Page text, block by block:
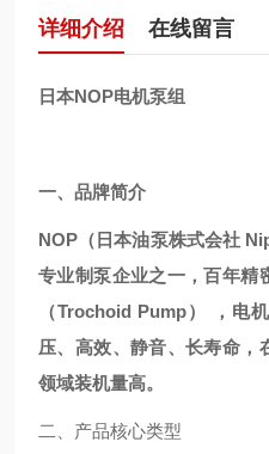
详细介绍 在线留言
日本NOP电机泵组
一、品牌简介
NOP（日本油泵株式会社
专业制泵企业之一，百年精
（Trochoid Pump） ，电
压、高效、静音、长寿命，
领域装机量高。
二、产品核心类型